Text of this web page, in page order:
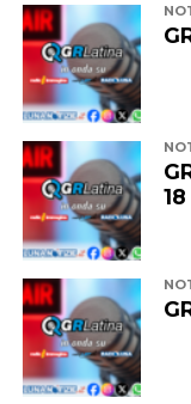
Al momento,
assistito
lungomare
nell’ora di punta
18